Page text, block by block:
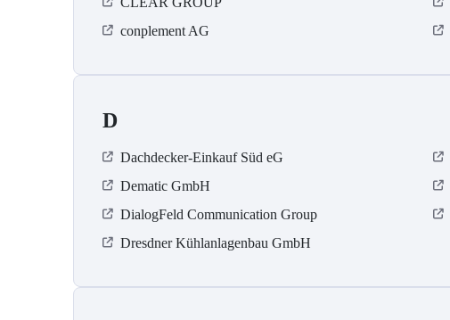
conplement AG
D
Dachdecker-Einkauf Süd eG
Dematic GmbH
DialogFeld Communication Group
Dresdner Kühlanlagenbau GmbH